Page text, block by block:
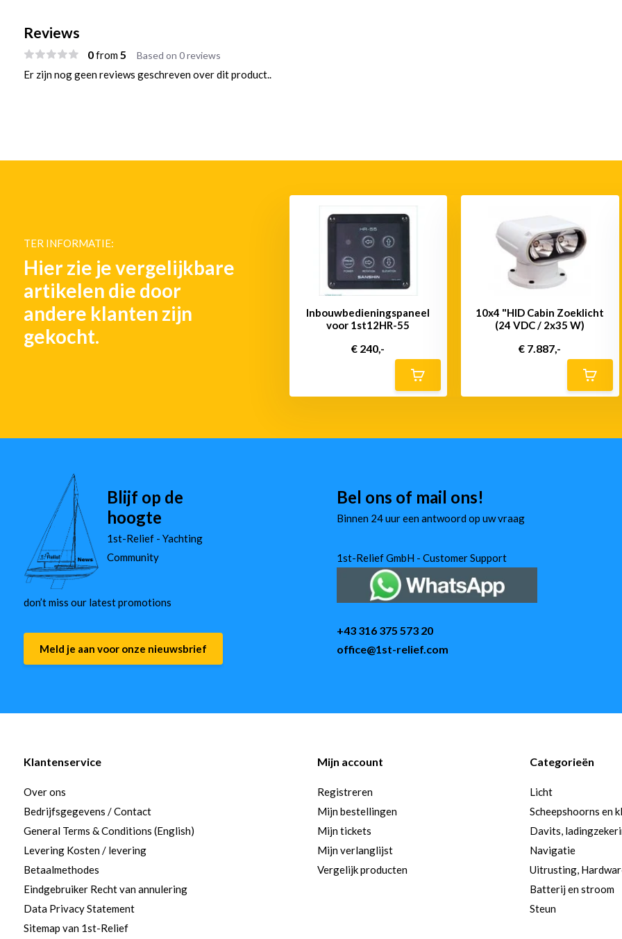
Reviews
0from5 Based on 0 reviews
Er zijn nog geen reviews geschreven over dit product..
TER INFORMATIE:
Hier zie je vergelijkbare
artikelen die door
andere klanten zijn
gekocht.
zoeklicht
House
€ 2.246,-
8 "HaloSealed-zoeklicht
Inbouwbedieningspaneel
voor 1st12HR-55
€ 240,-
10x4 "HID Cabin Zoeklicht
(24 VDC / 2x35 W)
€ 7.887,-
Blijf op de
hoogte
1st-Relief - Yachting
Community
don’t miss our latest promotions
Meld je aan voor onze nieuwsbrief
Bel ons of mail ons!
Binnen 24 uur een antwoord op uw vraag
1st-Relief GmbH - Customer Support
+43 316 375 573 20
office@1st-relief.com
Klantenservice
Over ons
Bedrijfsgegevens / Contact
General Terms & Conditions (English)
Levering Kosten / levering
Betaalmethodes
Eindgebruiker Recht van annulering
Data Privacy Statement
Sitemap van 1st-Relief
Mijn account
Registreren
Mijn bestellingen
Mijn tickets
Mijn verlanglijst
Vergelijk producten
Categorieën
Licht
Scheepshoorns en
Davits,
Navigatie
Uitrusting,
Batterij en stroom
Steun